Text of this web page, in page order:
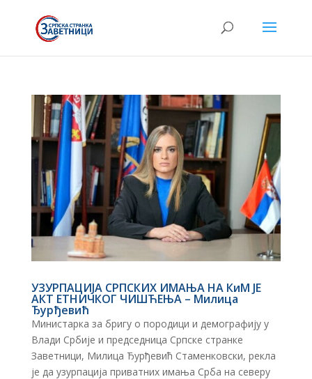
УЗУРПАЦИЈА СРПСКИХ ИМАЊА НА КиМ ЈЕ
АКТ ЕТНИЧКОГ ЧИШЋЕЊА – Милица
Ђурђевић
Министарка за бригу о породици и демографију у
Влади Србије и председница Српске странке
Заветници, Милица Ђурђевић Стаменковски, рекла
је да узурпација приватних имања Срба на северу